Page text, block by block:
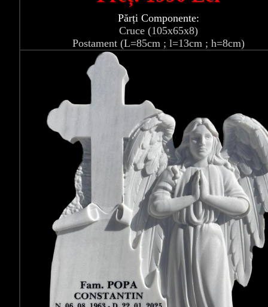
Părți Componente:
Cruce (105x65x8)
Postament (L=85cm ; l=13cm ; h=8cm)